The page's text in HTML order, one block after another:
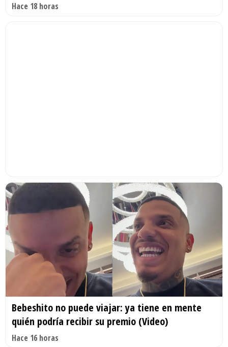
Hace 18 horas
Bebeshito no puede viajar: ya tiene en mente
quién podría recibir su premio (Video)
Hace 16 horas